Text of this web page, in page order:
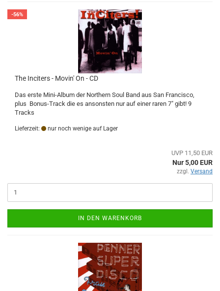
-56%
The Inciters - Movin' On - CD
Das erste Mini-Album der Northern Soul Band aus San Francisco,
plus Bonus-Track die es ansonsten nur auf einer raren 7" gibt! 9
Tracks
Lieferzeit: nur noch wenige auf Lager
UVP 11,50 EUR
Nur 5,00 EUR
zzgl. Versand
IN DEN WARENKORB